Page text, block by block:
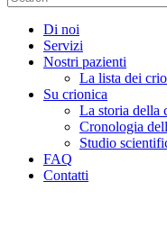
Di noi
Servizi
Nostri pazienti
La lista dei
Su crionica
La storia della
Сronologia
Studio
FAQ
Contatti